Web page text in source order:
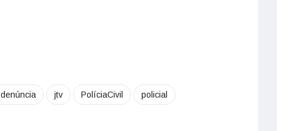
denúncia jtv PolíciaCivil policial